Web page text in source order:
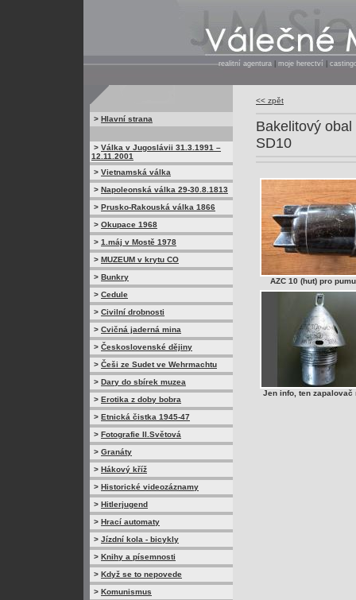
realitní agentura moje herectví
> Hlavní strana
> Válka v Jugoslávii 31.3.1991 –
12.11.2001
> Vietnamská válka
> Napoleonská válka 29-30.8.1813
> Prusko-Rakouská válka 1866
> Okupace 1968
> 1.máj v Mostě 1978
> MUZEUM v krytu CO
> Bunkry
> Cedule
> Civilní drobnosti
> Cvičná jaderná mina
> Československé dějiny
> Češi ze Sudet ve Wehrmachtu
> Dary do sbírek muzea
> Erotika z doby bobra
> Etnická čistka 1945-47
> Fotografie II.Světová
> Granáty
> Hákový kříž
> Historické videozáznamy
> Hitlerjugend
> Hrací automaty
> Jízdní kola - bicykly
> Knihy a písemnosti
> Když se to nepovede
> Komunismus
<< zpět
Bakelitový
SD10
AZC 10 (hut) pro
Jen info, ten zapalovač